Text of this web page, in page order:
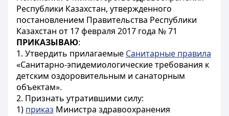
Республики Казахстан, утвержденного
постановлением Правительства Республики
Казахстан от 17 февраля 2017 года № 71
ПРИКАЗЫВАЮ:
1. Утвердить прилагаемые Санитарные правила
«Санитарно-эпидемиологические требования к
детским оздоровительным и санаторным
объектам».
2. Признать утратившими силу:
1) приказ Министра здравоохранения